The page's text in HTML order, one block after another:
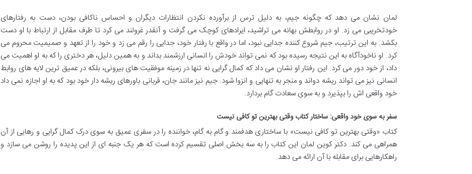
لمان نشان می دهد که چگونه جیم، به دلیل ترس از برآورده نکردن انتظارات دیگران و احساس ناکافی بودن، دست به رفتارهای
خودتخریبی می زد. او در روابطش بهانه می تراشید، ایرادهای کوچک می گرفت و آنقدر غرولند می کرد تا طرف مقابل از ارتباط با او دست
بکشد. به این ترتیب، جیم شروع کننده جدایی نبود، اما در واقع با رفتار خود، جدایی را رقم می زد و خود را از تعهد و صمیمیت محروم می
کرد. او ناخودآگاه به این نتیجه رسیده بود که نمی تواند خودش را انسانی ارزشمند بداند و به همین دلیل، هر دختری را که به او اهمیت می
داد، از خود دور می کرد. این رفتار او نشان می داد که کمال گرایی نه تنها در زمینه موفقیت های بیرونی، بلکه در عمیق ترین لایه های روابط
انسانی نیز می تواند ریشه دواند و منجر به تنهایی و انزوا شود. جیم نیز مانند جان، قربانی باورهای ریشه دار خود بود که به او اجازه نمی داد
خود واقعی اش را بپذیرد و به سوی سعادت گام بردارد.
سفر به سوی خود واقعی: ساختار کتاب وقتی بهترین تو کافی نیست
کتاب «وقتی بهترین تو کافی نیست» با ساختاری هدفمند و گام به گام، خواننده را در سفری عمیق به سوی درک کمال گرایی و رهایی از آن
همراهی می کند. دکتر کوین لمان این کتاب را به سه بخش اصلی تقسیم کرده است که هر یک جنبه ای از این پدیده را روشن می سازد و
راهکارهایی برای مقابله با آن ارائه می دهد.